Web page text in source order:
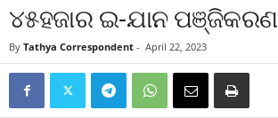
୪୫ହଜାର ଇ-ଯାନ ପଞ୍ଜିକରଣ
By Tathya Correspondent - April 22, 2023